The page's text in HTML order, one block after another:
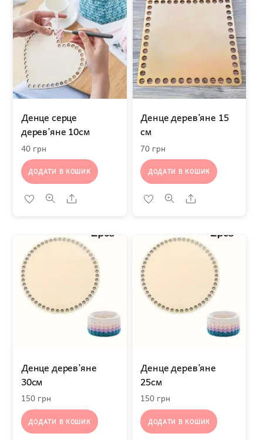
Денце серце
дерев’яне 10см
40 грн
ДОДАТИ В КОШИК
Share
Денце дерев’яне 15
см
70 грн
ДОДАТИ В КОШИК
Share
Денце дерев’яне
30см
150 грн
ДОДАТИ В КОШИК
Денце дерев’яне
25см
150 грн
ДОДАТИ В КОШИК